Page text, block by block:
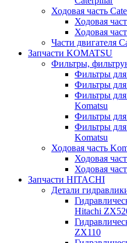
Ходовая часть
Ходовая
Ходовая
Части двигателя
Запчасти KOMATSU
Фильтры,
Фильтры для
Фильтры для
Фильтры
Komatsu
Фильтры для
Фильтры для
Komatsu
Ходовая часть
Ходовая
Ходовая
Запчасти HITACHI
Детали
Hitachi
ZX110